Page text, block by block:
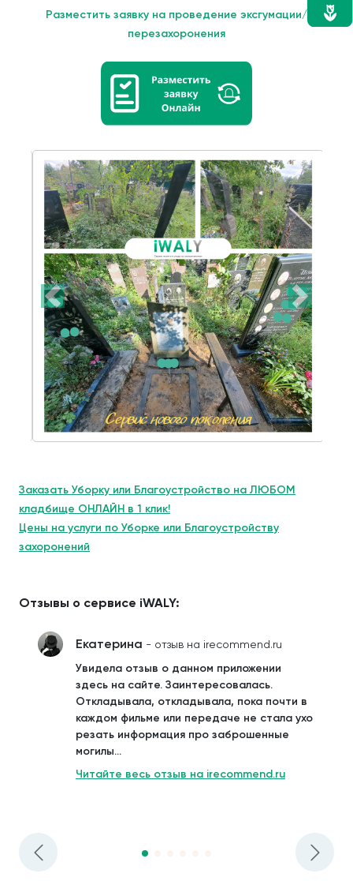
Разместить заявку на проведение эксгумации/
перезахоронения
Заказать Уборку или Благоустройство на ЛЮБОМ
кладбище ОНЛАЙН в 1 клик!
Цены на услуги по Уборке или Благоустройству
захоронений
Отзывы о сервисе iWALY:
Екатерина - отзыв на irecommend.ru
Увидела отзыв о данном приложении
здесь на сайте. Заинтересовалась.
Откладывала, откладывала, пока почти в
каждом фильме или передаче не стала ухо
резать информация про заброшенные
могилы...
Читайте весь отзыв на irecommend.ru